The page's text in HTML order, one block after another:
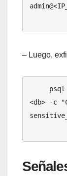
– Luego,
<db> -c